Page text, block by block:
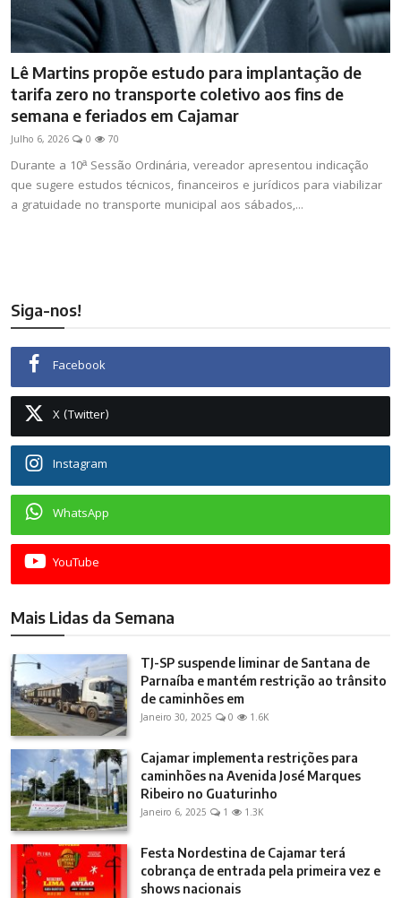
Lê Martins propõe estudo para implantação de
tarifa zero no transporte coletivo aos fins de
semana e feriados em Cajamar
Julho 6, 2026 0 70
Durante a 10ª Sessão Ordinária, vereador apresentou indicação
que sugere estudos técnicos, financeiros e jurídicos para viabilizar
a gratuidade no transporte municipal aos sábados,...
Siga-nos!
Facebook
X (Twitter)
Instagram
WhatsApp
YouTube
Mais Lidas da Semana
TJ-SP suspende liminar de Santana de
Parnaíba e mantém restrição ao trânsito
de caminhões em
Janeiro 30, 2025 0 1.6K
Cajamar implementa restrições para
caminhões na Avenida José Marques
Ribeiro no Guaturinho
Janeiro 6, 2025 1 1.3K
Festa Nordestina de Cajamar terá
cobrança de entrada pela primeira vez e
shows nacionais